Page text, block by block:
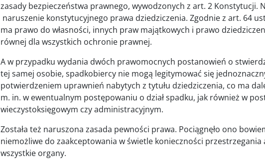
zasady bezpieczeństwa prawnego, wywodzonych z art. 2 Konstytucji.
naruszenie konstytucyjnego prawa dziedziczenia. Zgodnie z art. 64
ma prawo do własności, innych praw majątkowych i prawo
równej dla wszystkich ochronie prawnej.
A w przypadku wydania dwóch prawomocnych postanowień o
tej samej osobie, spadkobiercy nie mogą legitymować się
potwierdzeniem uprawnień nabytych z tytułu dziedziczenia, co ma
m. in. w ewentualnym postępowaniu o dział spadku, jak również w
wieczystoksięgowym czy administracyjnym.
Została też naruszona zasada pewności prawa. Pociągnęło ono
niemożliwe do zaakceptowania w świetle konieczności
wszystkie organy.